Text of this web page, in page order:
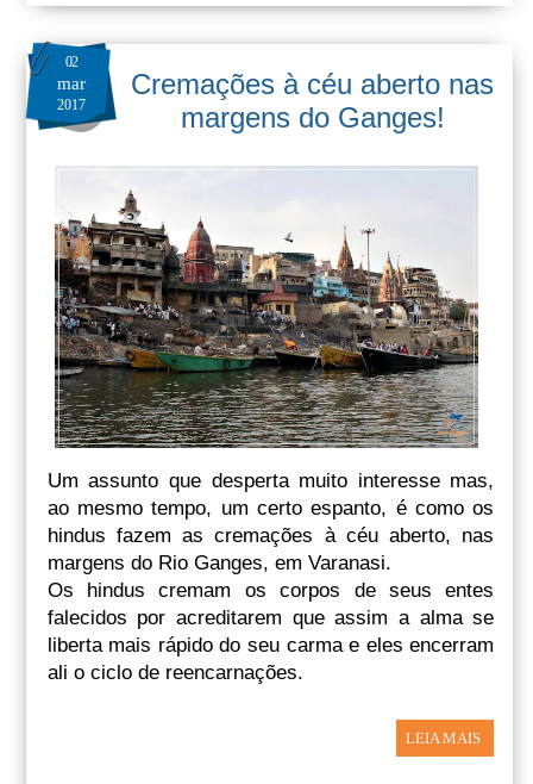
02
mar
2017
Cremações à céu aberto nas
margens do Ganges!
Um assunto que desperta muito interesse mas,
ao mesmo tempo, um certo espanto, é como os
hindus fazem as cremações à céu aberto, nas
margens do Rio Ganges, em Varanasi.
Os hindus cremam os corpos de seus entes
falecidos por acreditarem que assim a alma se
liberta mais rápido do seu carma e eles encerram
ali o ciclo de reencarnações.
LEIA MAIS